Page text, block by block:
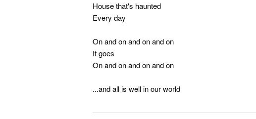
House that's haunted
Every day
On and on and on and on
It goes
On and on and on and on
...and all is well in our world